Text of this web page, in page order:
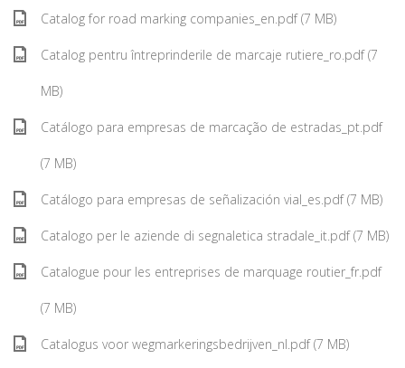
Catalog for road marking companies_en.pdf (7 MB)
Catalog pentru întreprinderile de marcaje rutiere_ro.pdf (7
MB)
Catálogo para empresas de marcação de estradas_pt.pdf
(7 MB)
Catálogo para empresas de señalización vial_es.pdf (7 MB)
Catalogo per le aziende di segnaletica stradale_it.pdf (7 MB)
Catalogue pour les entreprises de marquage routier_fr.pdf
(7 MB)
Catalogus voor wegmarkeringsbedrijven_nl.pdf (7 MB)